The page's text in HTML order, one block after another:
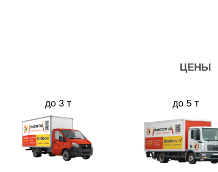
ЦЕНЫ
до 3 т до 5 т